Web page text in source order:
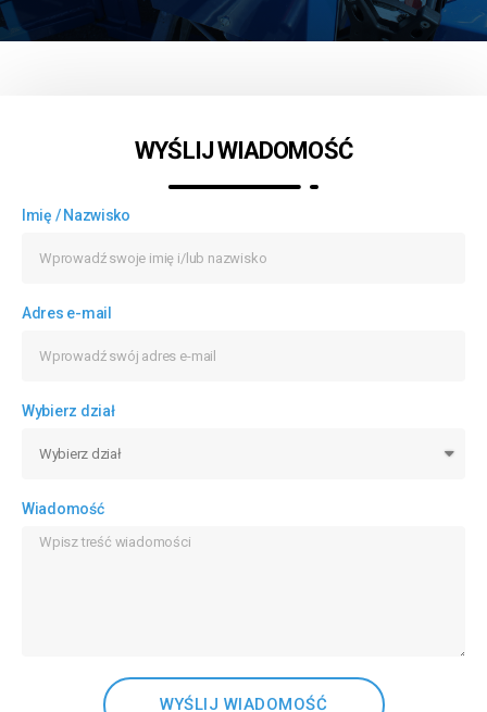
WYŚLIJ WIADOMOŚĆ
Imię / Nazwisko
Adres e-mail
Wybierz dział
Wiadomość
WYŚLIJ WIADOMOŚĆ